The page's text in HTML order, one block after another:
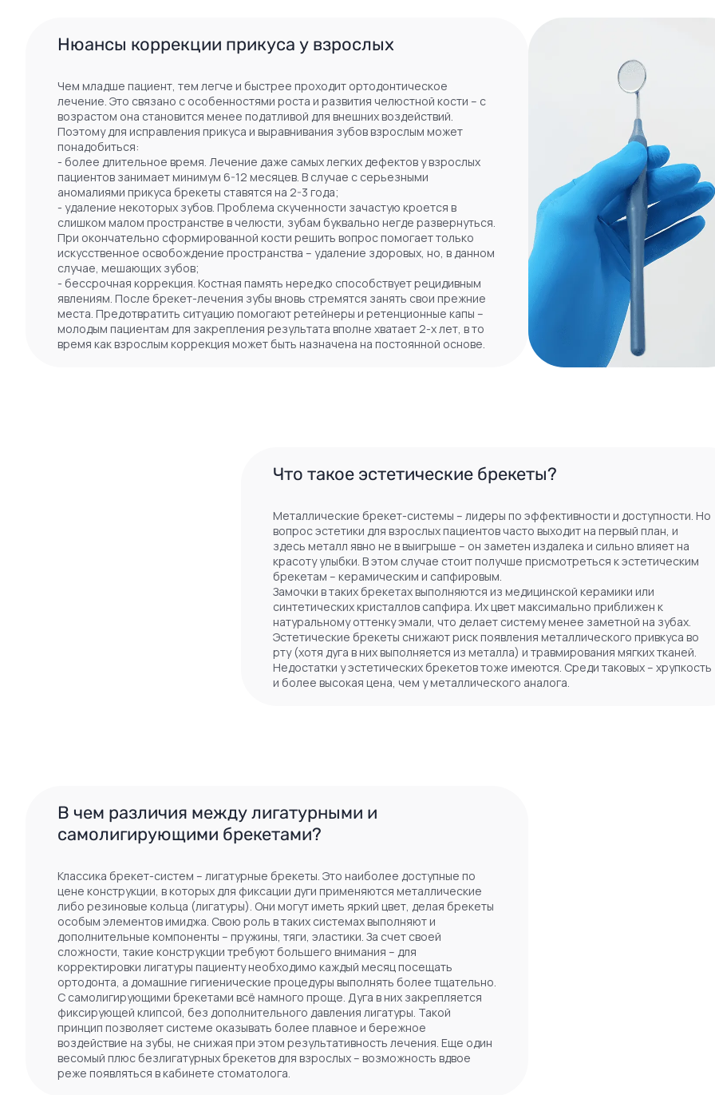
Нюансы коррекции прикуса у взрослых
Чем младше пациент, тем легче и быстрее проходит ортодонтическое
лечение. Это связано с особенностями роста и развития челюстной кости – с
возрастом она становится менее податливой для внешних воздействий.
Поэтому для исправления прикуса и выравнивания зубов взрослым может
понадобиться:
- более длительное время. Лечение даже самых легких дефектов у взрослых
пациентов занимает минимум 6-12 месяцев. В случае с серьезными
аномалиями прикуса брекеты ставятся на 2-3 года;
- удаление некоторых зубов. Проблема скученности зачастую кроется в
слишком малом пространстве в челюсти, зубам буквально негде развернуться.
При окончательно сформированной кости решить вопрос помогает только
искусственное освобождение пространства – удаление здоровых, но, в данном
случае, мешающих зубов;
- бессрочная коррекция. Костная память нередко способствует рецидивным
явлениям. После брекет-лечения зубы вновь стремятся занять свои прежние
места. Предотвратить ситуацию помогают ретейнеры и ретенционные капы –
молодым пациентам для закрепления результата вполне хватает 2-х лет, в то
время как взрослым коррекция может быть назначена на постоянной основе.
Что такое эстетические брекеты?
Металлические брекет-системы – лидеры по эффективности и доступности. Но
вопрос эстетики для взрослых пациентов часто выходит на первый план, и
здесь металл явно не в выигрыше – он заметен издалека и сильно влияет на
красоту улыбки. В этом случае стоит получше присмотреться к эстетическим
брекетам – керамическим и сапфировым.
Замочки в таких брекетах выполняются из медицинской керамики или
синтетических кристаллов сапфира. Их цвет максимально приближен к
натуральному оттенку эмали, что делает систему менее заметной на зубах.
Эстетические брекеты снижают риск появления металлического привкуса во
рту (хотя дуга в них выполняется из металла) и травмирования мягких тканей.
Недостатки у эстетических брекетов тоже имеются. Среди таковых – хрупкость
и более высокая цена, чем у металлического аналога.
В чем различия между лигатурными и
самолигирующими брекетами?
Классика брекет-систем – лигатурные брекеты. Это наиболее доступные по
цене конструкции, в которых для фиксации дуги применяются металлические
либо резиновые кольца (лигатуры). Они могут иметь яркий цвет, делая брекеты
особым элементов имиджа. Свою роль в таких системах выполняют и
дополнительные компоненты – пружины, тяги, эластики. За счет своей
сложности, такие конструкции требуют большего внимания – для
корректировки лигатуры пациенту необходимо каждый месяц посещать
ортодонта, а домашние гигиенические процедуры выполнять более тщательно.
С самолигирующими брекетами всё намного проще. Дуга в них закрепляется
фиксирующей клипсой, без дополнительного давления лигатуры. Такой
принцип позволяет системе оказывать более плавное и бережное
воздействие на зубы, не снижая при этом результативность лечения. Еще один
весомый плюс безлигатурных брекетов для взрослых – возможность вдвое
реже появляться в кабинете стоматолога.